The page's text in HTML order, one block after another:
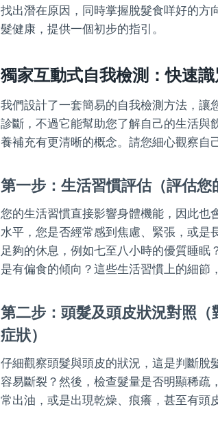
找出潛在原因，同時掌握脫髮食咩好的
髮健康，提供一個初步的指引。
獨家互動式自我檢測：快速
我們設計了一套簡易的自我檢測方法，讓
診斷，不過它能幫助您了解自己的生活與
養補充有更清晰的概念。請您細心觀察自
第一步：生活習慣評估（評估您
您的生活習慣直接影響身體機能，因此也
水平，您是否經常感到焦慮、緊張，或
足夠的休息，例如七至八小時的優質睡
是有偏食的傾向？這些生活習慣上的細節
第二步：頭髮及頭皮狀況對照
症狀）
仔細觀察頭髮與頭皮的狀況，這是判斷
容易斷裂？然後，檢查髮量是否明顯稀
常出油，或是出現乾燥、痕癢，甚至有頭